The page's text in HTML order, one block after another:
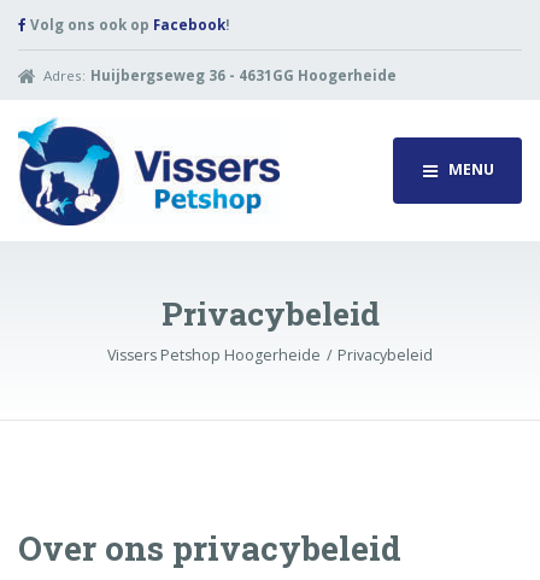
Volg ons ook op Facebook!
Adres: Huijbergseweg 36 - 4631GG Hoogerheide
MENU
Privacybeleid
Vissers Petshop Hoogerheide Privacybeleid
Over ons privacybeleid